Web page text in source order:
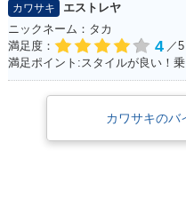
カワサキ
エストレヤ
ニックネーム：タカ
満足度：
4 ／5
満足ポイント:スタイルが良い！乗
カワサキのバ